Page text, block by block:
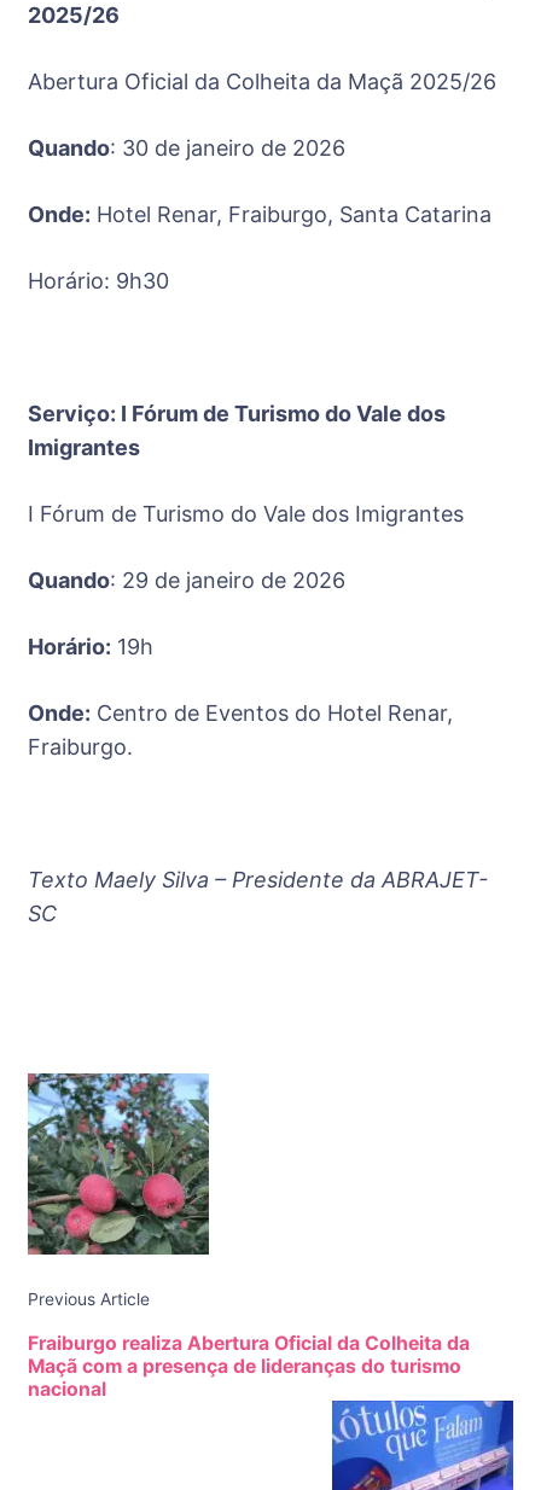
2025/26
Abertura Oficial da Colheita da Maçã 2025/26
Quando: 30 de janeiro de 2026
Onde: Hotel Renar, Fraiburgo, Santa Catarina
Horário: 9h30
Serviço: I Fórum de Turismo do Vale dos
Imigrantes
I Fórum de Turismo do Vale dos Imigrantes
Quando: 29 de janeiro de 2026
Horário: 19h
Onde: Centro de Eventos do Hotel Renar,
Fraiburgo.
Texto Maely Silva – Presidente da ABRAJET-
SC
Post
Navigation
Previous Article
Fraiburgo realiza Abertura Oficial da Colheita da
Maçã com a presença de lideranças do turismo
nacional